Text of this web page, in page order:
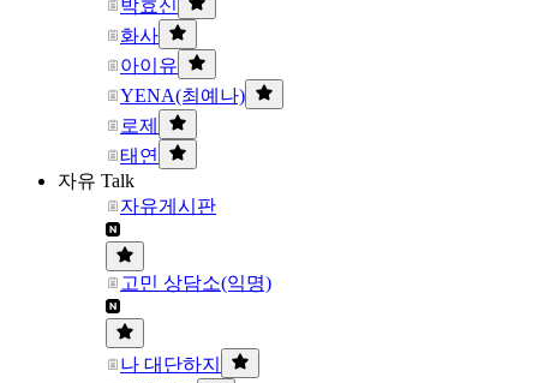
박효신
화사
아이유
YENA(최예나)
로제
태연
자유 Talk
자유게시판
고민 상담소(익명)
나 대단하지